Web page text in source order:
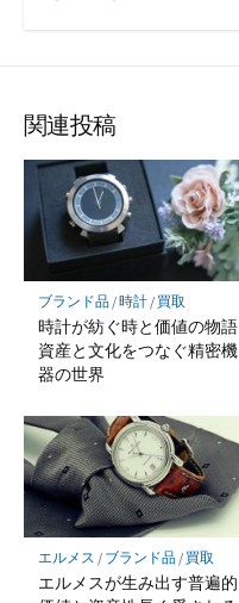
関連投稿
ブランド品/時計/ 買取
時計が紡ぐ時と価値の物語
資産と文化をつなぐ精密機
器の世界
エルメス / ブランド品/ 買取
エルメスが生み出す普遍的